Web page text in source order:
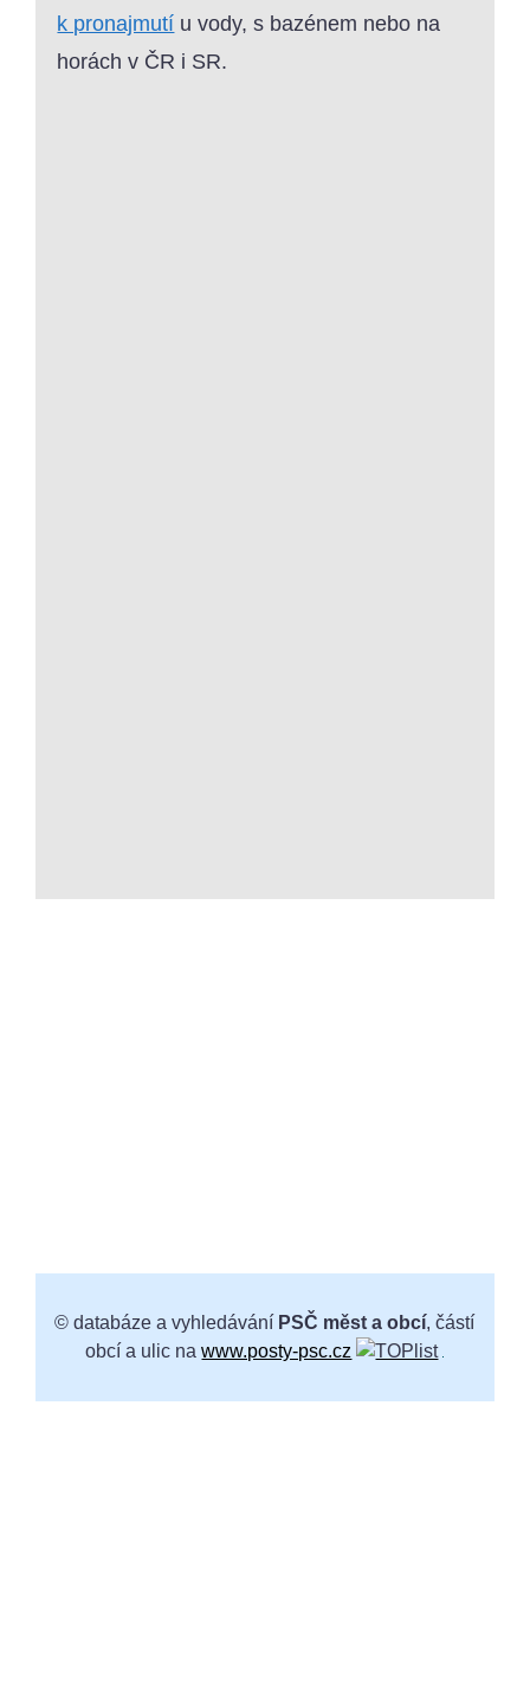
k pronajmutí u vody, s bazénem nebo na
horách v ČR i SR.
© databáze a vyhledávání PSČ měst a obcí, částí
obcí a ulic nawww.posty-psc.cz